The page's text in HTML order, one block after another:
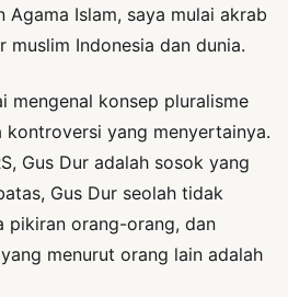
Agama Islam, saya mulai akrab
muslim Indonesia dan dunia.
mengenal konsep pluralisme
kontroversi yang menyertainya.
Gus Dur adalah sosok yang
Gus Dur seolah tidak
pikiran orang-orang, dan
menurut orang lain adalah